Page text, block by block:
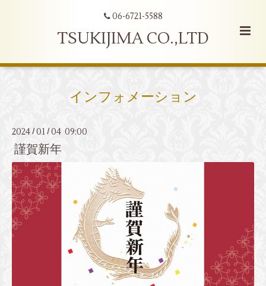
06-6721-5588
TSUKIJIMA CO.,LTD
インフォメーション
2024 /01 /04 09:00
謹賀新年